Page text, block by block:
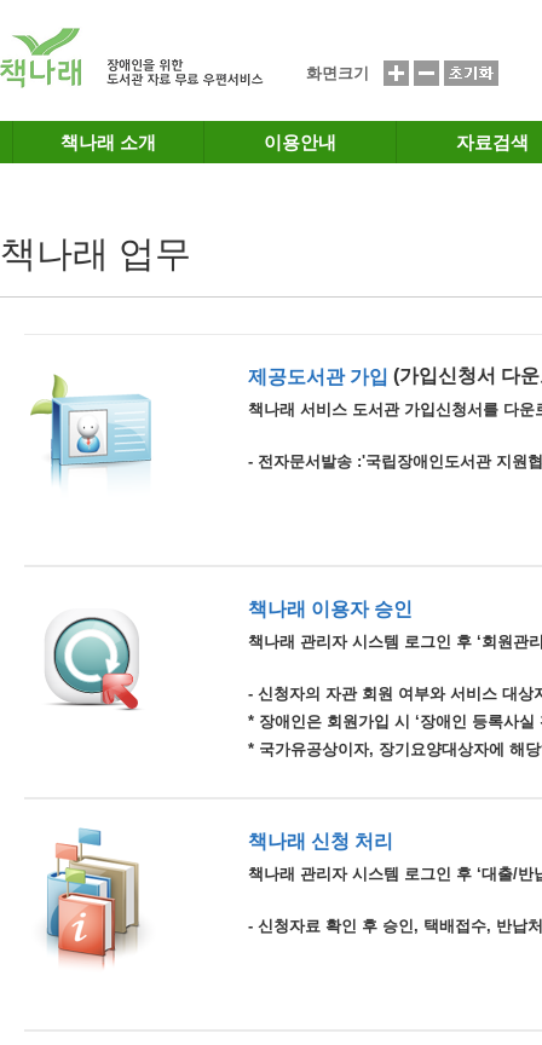
화면크기
책나래 소개 이용안내 자료검색
책나래 업무
제공도서관 가입 (가입신청서 다
책나래 서비스 도서관 가입신청서를 다
- 전자문서발송 :'국립장애인도서관 지원
책나래 이용자 승인
책나래 관리자 시스템 로그인 후 ‘회원관
- 신청자의 자관 회원 여부와 서비스 대상
* 장애인은 회원가입 시 ‘장애인 등록사
* 국가유공상이자, 장기요양대상자에 해
책나래 신청 처리
책나래 관리자 시스템 로그인 후 ‘대출/반
- 신청자료 확인 후 승인, 택배접수, 반납